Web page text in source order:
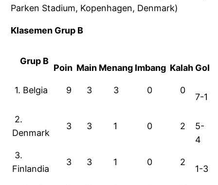
Parken Stadium, Kopenhagen, Denmark)
Klasemen Grup B
Grup B
Poin Main Menang Imbang Kalah Gol
1. Belgia 9 3 3 0 0
7-1
2.
Denmark
3 3 1 0 2
5-
4
3.
Finlandia
3 3 1 0 2
1-3